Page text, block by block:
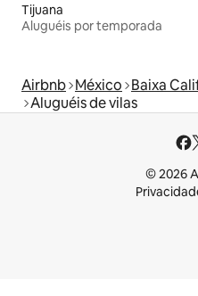
Tijuana
Aluguéis por temporada
Airbnb México Baixa
Aluguéis de vilas
© 2026